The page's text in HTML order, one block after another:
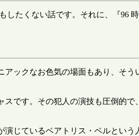
たくない話です。それに、『96 時
ックなお色気の場面もあり、そ
です。その犯人の演技も圧倒的
じているベアトリス・ベルとい